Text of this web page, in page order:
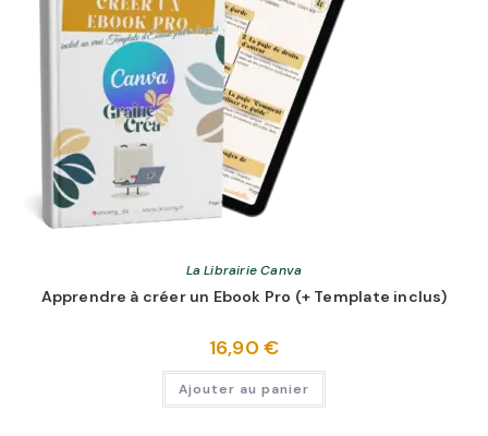
La Librairie Canva
Apprendre à créer un Ebook Pro (+ Template inclus)
16,90 €
Ajouter au panier